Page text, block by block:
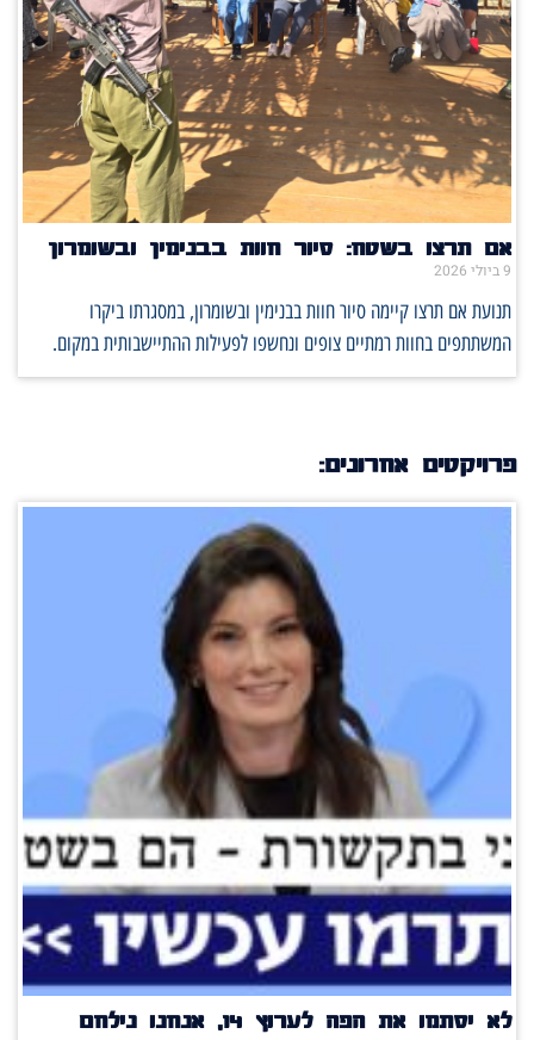
אם תרצו בשטח: סיור חוות בבנימין ובשומרון
9 ביולי 2026
תנועת אם תרצו קיימה סיור חוות בבנימין ובשומרון, במסגרתו ביקרו
המשתתפים בחוות רמתיים צופים ונחשפו לפעילות ההתיישבותית במקום.
פרויקטים אחרונים:
לא יסתמו את הפה לערוץ 14, אנחנו נילחם